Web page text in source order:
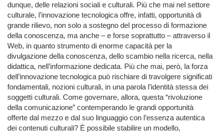
dunque, delle relazioni sociali e culturali. Più che mai nel settore
culturale, l’innovazione tecnologica offre, infatti, opportunità di
grande rilievo, non solo a sostegno del processo di formazione
della conoscenza, ma anche – e forse soprattutto – attraverso il
Web, in quanto strumento di enorme capacità per la
divulgazione della conoscenza, dello scambio nella ricerca, nella
didattica, nell’informazione dedicata. Più che mai, però, la forza
dell’innovazione tecnologica può rischiare di travolgere significati
fondamentali, nozioni culturali, in una parola l’identità stessa dei
soggetti culturali. Come governare, allora, questa “rivoluzione
della comunicazione” contemperando le grandi opportunità
offerte dal mezzo e dal suo linguaggio con l’essenza autentica
dei contenuti culturali? È possibile stabilire un modello,